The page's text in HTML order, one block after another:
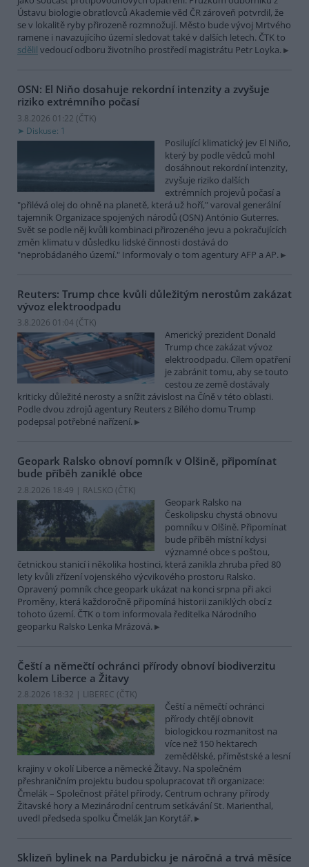
Ústavu biologie obratlovců Akademie věd ČR zároveň potvrdil, že
se v lokalitě ryby přirozeně rozmnožují. Město bude vývoj Mrtvého
ramene i navazujícího území sledovat také v dalších letech. ČTK to
sdělil vedoucí odboru životního prostředí magistrátu Petr Loyka.
OSN: El Niňo dosahuje rekordní intenzity a zvyšuje
riziko extrémního počasí
3.8.2026 01:22 (ČTK)
Diskuse: 1
Posilující klimatický jev El Niňo,
který by podle vědců mohl
dosáhnout rekordní intenzity,
zvyšuje riziko dalších
extrémních projevů počasí a
"přilévá olej do ohně na planetě, která už hoří," varoval generální
tajemník Organizace spojených národů (OSN) António Guterres.
Svět se podle něj kvůli kombinaci přirozeného jevu a pokračujících
změn klimatu v důsledku lidské činnosti dostává do
"neprobádaného území." Informovaly o tom agentury AFP a AP.
Reuters: Trump chce kvůli důležitým nerostům zakázat
vývoz elektroodpadu
3.8.2026 01:04 (ČTK)
Americký prezident Donald
Trump chce zakázat vývoz
elektroodpadu. Cílem opatření
je zabránit tomu, aby se touto
cestou ze země dostávaly
kriticky důležité nerosty a snížit závislost na Číně v této oblasti.
Podle dvou zdrojů agentury Reuters z Bílého domu Trump
podepsal potřebné nařízení.
Geopark Ralsko obnoví pomník v Olšině, připomínat
bude příběh zaniklé obce
2.8.2026 18:49 | RALSKO (ČTK)
Geopark Ralsko na
Českolipsku chystá obnovu
pomníku v Olšině. Připomínat
bude příběh místní kdysi
významné obce s poštou,
četnickou stanicí i několika hostinci, která zanikla zhruba před 80
lety kvůli zřízení vojenského výcvikového prostoru Ralsko.
Opravený pomník chce geopark ukázat na konci srpna při akci
Proměny, která každoročně připomíná historii zaniklých obcí z
tohoto území. ČTK o tom informovala ředitelka Národního
geoparku Ralsko Lenka Mrázová.
Čeští a němečtí ochránci přírody obnoví biodiverzitu
kolem Liberce a Žitavy
2.8.2026 18:32 | LIBEREC (ČTK)
Čeští a němečtí ochránci
přírody chtějí obnovit
biologickou rozmanitost na
více než 150 hektarech
zemědělské, příměstské a lesní
krajiny v okolí Liberce a německé Žitavy. Na společném
přeshraničním projektu budou spolupracovat tři organizace:
Čmelák – Společnost přátel přírody, Centrum ochrany přírody
Žitavské hory a Mezinárodní centrum setkávání St. Marienthal,
uvedl předseda spolku Čmelák Jan Korytář.
Sklizeň bylinek na Pardubicku je náročná a trvá měsíce